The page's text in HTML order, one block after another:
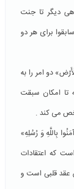
دیگر تا جنت
برای هر دو
دو امر را به
تا امکان سبقت
می کند .
بِاللَّهِ وَ رُسُلِهِ»
که اعتقادات
عقد قلبی است و